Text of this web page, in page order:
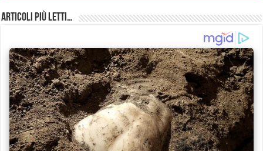
Articoli più Letti…